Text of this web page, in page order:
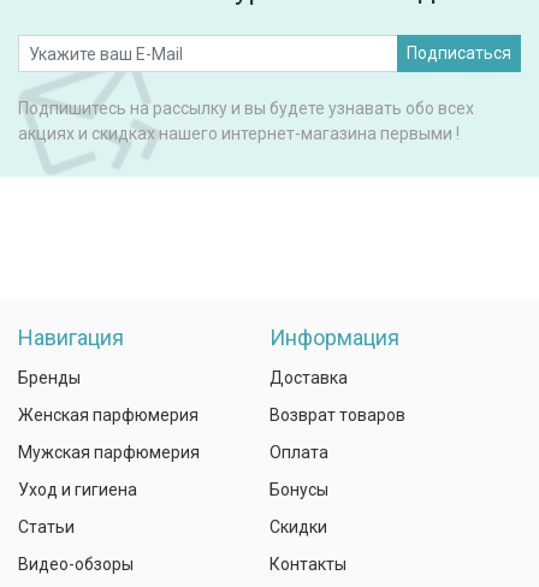
Подписаться
Подпишитесь на рассылку и вы будете узнавать обо всех
акциях и скидках нашего интернет-магазина первыми !
Навигация
Бренды
Женская парфюмерия
Мужская парфюмерия
Уход и гигиена
Статьи
Видео-обзоры
Информация
Доставка
Возврат товаров
Оплата
Бонусы
Скидки
Контакты